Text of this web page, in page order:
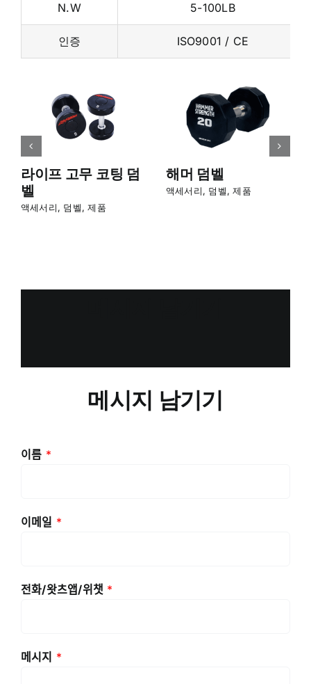
N.W 5-100LB
인증 ISO9001 / CE
라이프 고무 코팅 덤
벨
액세서리, 덤벨,제품
해머 덤벨
액세서리, 덤벨,제품
메시지 남기기
이름 *
이메일 *
전화/왓츠앱/위챗 *
메시지 *